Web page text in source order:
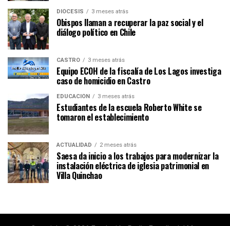
DIÓCESIS 3 meses atrás
Obispos llaman a recuperar la paz social y el
diálogo político en Chile
CASTRO 3 meses atrás
Equipo ECOH de la fiscalía de Los Lagos investiga
caso de homicidio en Castro
EDUCACIÓN 3 meses atrás
Estudiantes de la escuela Roberto White se
tomaron el establecimiento
ACTUALIDAD 2 meses atrás
Saesa da inicio a los trabajos para modernizar la
instalación eléctrica de iglesia patrimonial en
Villa Quinchao